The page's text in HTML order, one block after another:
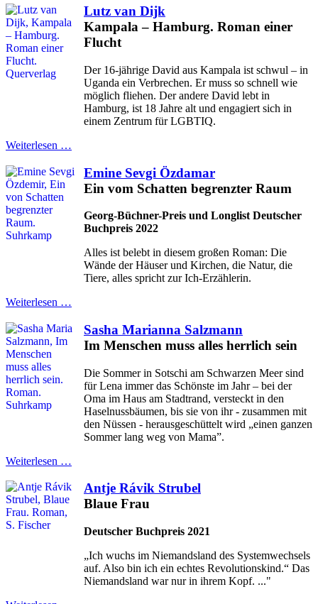
Lutz van Dijk
Kampala – Hamburg. Roman einer
Flucht
Der 16-jährige David aus Kampala ist schwul – in
Uganda ein Verbrechen. Er muss so schnell wie
möglich fliehen. Der andere David lebt in
Hamburg, ist 18 Jahre alt und engagiert sich in
einem Zentrum für LGBTIQ.
Weiterlesen …
Emine Sevgi Özdamar
Ein vom Schatten begrenzter Raum
Georg-Büchner-Preis und Longlist Deutscher
Buchpreis 2022
Alles ist belebt in diesem großen Roman: Die
Wände der Häuser und Kirchen, die Natur, die
Tiere, alles spricht zur Ich-Erzählerin.
Weiterlesen …
Sasha Marianna Salzmann
Im Menschen muss alles herrlich sein
Die Sommer in Sotschi am Schwarzen Meer sind
für Lena immer das Schönste im Jahr – bei der
Oma im Haus am Stadtrand, versteckt in den
Haselnussbäumen, bis sie von ihr - zusammen mit
den Nüssen - herausgeschüttelt wird „einen ganzen
Sommer lang weg von Mama”.
Weiterlesen …
Antje Rávik Strubel
Blaue Frau
Deutscher Buchpreis 2021
„Ich wuchs im Niemandsland des Systemwechsels
auf. Also bin ich ein echtes Revolutionskind.“ Das
Niemandsland war nur in ihrem Kopf. ..."